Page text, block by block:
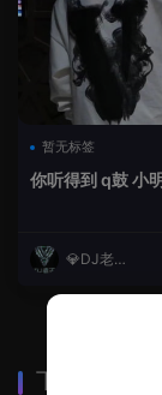
暂无标签
你听得到 q鼓 小
💎DJ老王
下载排行